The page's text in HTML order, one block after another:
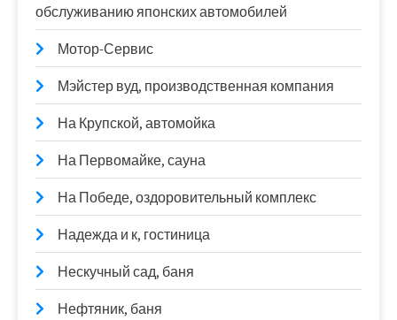
обслуживанию японских автомобилей
Мотор-Сервис
Мэйстер вуд, производственная компания
На Крупской, автомойка
На Первомайке, сауна
На Победе, оздоровительный комплекс
Надежда и к, гостиница
Нескучный сад, баня
Нефтяник, баня